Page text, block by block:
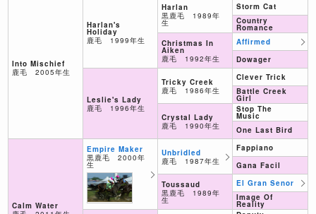
Into Mischief
鹿毛 2005年生
Calm Water
Harlan's
Holiday
鹿毛 1999年生
Leslie's Lady
鹿毛 1996年生
Empire Maker
黒鹿毛 2000年
生
Harlan
黒鹿毛 1989年
生
Christmas In
Aiken
鹿毛 1992年生
Tricky Creek
鹿毛 1986年生
Crystal Lady
鹿毛 1990年生
Unbridled
鹿毛 1987年生
Toussaud
黒鹿毛 1989年
生
Storm Cat
Country
Romance
Affirmed
Dowager
Clever Trick
Battle Creek
Girl
Stop The
Music
One Last Bird
Fappiano
Gana Facil
El Gran Senor
Image Of
Reality